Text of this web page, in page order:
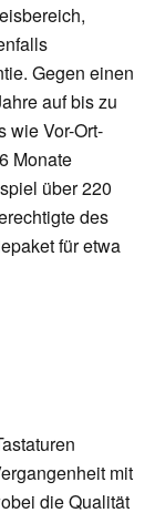
Gegen einen
auf bis zu
wie Vor-Ort-
Monate
über 220
des
für etwa
mit
die Qualität